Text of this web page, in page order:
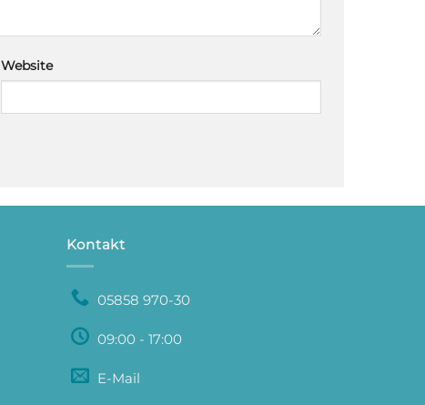
Website
Kontakt
05858 970-30
09:00 - 17:00
E-Mail